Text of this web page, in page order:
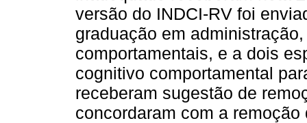
versão do INDCI-RV foi
graduação em
comportamentais, e a dois
cognitivo comportamental
receberam sugestão de
concordaram com a remoção